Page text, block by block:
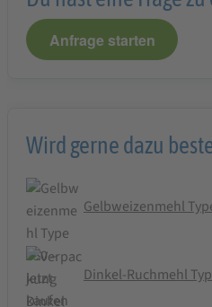
Anfrage starten
Wird gerne dazu
Gelbweizenmehl
Dinkel-Ruchmehl